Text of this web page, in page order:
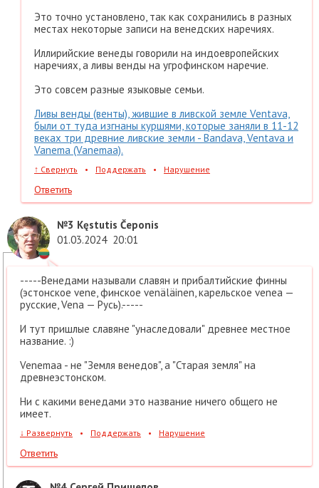
Это точно установлено, так как сохранились в разных
местах некоторые записи на венедских наречиях.
Иллирийские венеды говорили на индоевропейских
наречиях, а ливы венды на угрофинском наречие.
Это совсем разные языковые семьи.
Ливы венды (венты), жившие в ливской земле Ventava,
были от туда изгнаны куршями, которые заняли в 11-12
веках три древние ливские земли - Bandava, Ventava и
Vanema (Vanemaa).
↑ Свернуть • Поддержать • Нарушение
Ответить
№3 Kęstutis Čeponis
01.03.2024 20:01
-----Венедами называли славян и прибалтийские финны
(эстонское vene, финское venäläinen, карельское venea —
русские, Vena — Русь).-----
И тут пришлые славяне "унаследовали" древнее местное
название. :)
Venemaa - не "Земля венедов", а "Старая земля" на
древнеэстонском.
Ни с какими венедами это название ничего общего не
имеет.
↓ Развернуть • Поддержать • Нарушение
Ответить